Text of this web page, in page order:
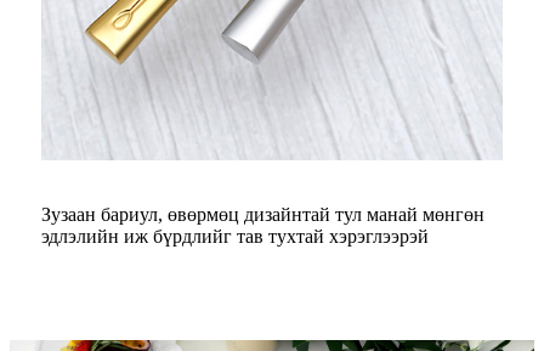
Зузаан бариул, өвөрмөц дизайнтай тул манай мөнгөн
эдлэлийн иж бүрдлийг тав тухтай хэрэглээрэй